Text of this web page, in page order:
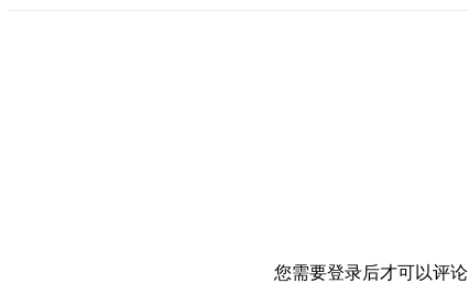
您需要登录后才可以评论